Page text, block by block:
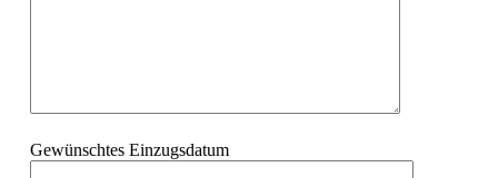
Gewünschtes Einzugsdatum